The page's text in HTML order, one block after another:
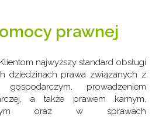
prawnej
najwyższy standard obsługi
dziedzinach prawa związanych z
prowadzeniem
a także prawem karnym,
oraz w sprawach